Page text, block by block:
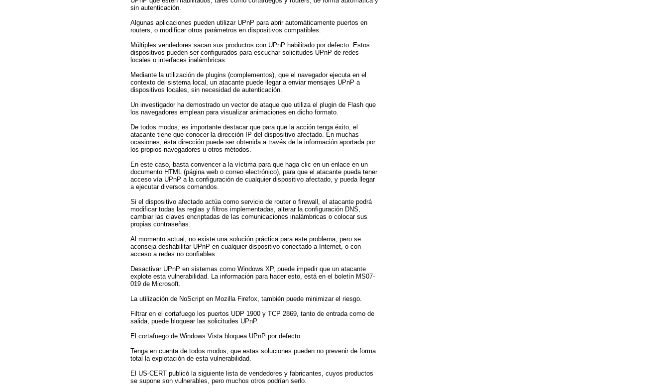
sin autenticación.
Algunas aplicaciones pueden utilizar UPnP para abrir automáticamente puertos en
routers, o modificar otros parámetros en dispositivos compatibles.
Múltiples vendedores sacan sus productos con UPnP habilitado por defecto. Estos
dispositivos pueden ser configurados para escuchar solicitudes UPnP de redes
locales o interfaces inalámbricas.
Mediante la utilización de plugins (complementos), que el navegador ejecuta en el
contexto del sistema local, un atacante puede llegar a enviar mensajes UPnP a
dispositivos locales, sin necesidad de autenticación.
Un investigador ha demostrado un vector de ataque que utiliza el plugin de Flash que
los navegadores emplean para visualizar animaciones en dicho formato.
De todos modos, es importante destacar que para que la acción tenga éxito, el
atacante tiene que conocer la dirección IP del dispositivo afectado. En muchas
ocasiones, ésta dirección puede ser obtenida a través de la información aportada por
los propios navegadores u otros métodos.
En este caso, basta convencer a la víctima para que haga clic en un enlace en un
documento HTML (página web o correo electrónico), para que el atacante pueda tener
acceso vía UPnP a la configuración de cualquier dispositivo afectado, y pueda llegar
a ejecutar diversos comandos.
Si el dispositivo afectado actúa como servicio de router o firewall, el atacante podrá
modificar todas las reglas y filtros implementadas, alterar la configuración DNS,
cambiar las claves encriptadas de las comunicaciones inalámbricas o colocar sus
propias contraseñas.
Al momento actual, no existe una solución práctica para este problema, pero se
aconseja deshabilitar UPnP en cualquier dispositivo conectado a Internet, o con
acceso a redes no confiables.
Desactivar UPnP en sistemas como Windows XP, puede impedir que un atacante
explote esta vulnerabilidad. La información para hacer esto, está en el boletín MS07-
019 de Microsoft.
La utilización de NoScript en Mozilla Firefox, también puede minimizar el riesgo.
Filtrar en el cortafuego los puertos UDP 1900 y TCP 2869, tanto de entrada como de
salida, puede bloquear las solicitudes UPnP.
El cortafuego de Windows Vista bloquea UPnP por defecto.
Tenga en cuenta de todos modos, que estas soluciones pueden no prevenir de forma
total la explotación de esta vulnerabilidad.
El US-CERT publicó la siguiente lista de vendedores y fabricantes, cuyos productos
se supone son vulnerables, pero muchos otros podrían serlo.